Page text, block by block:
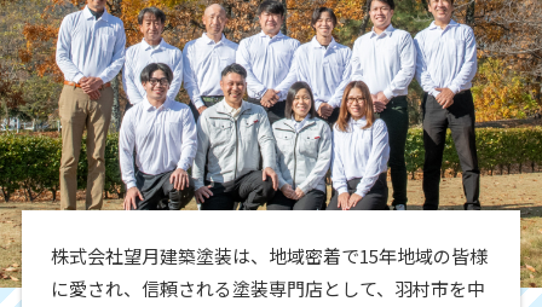
株式会社望月建築塗装は、地域密着で15年地域の皆様
に愛され、信頼される塗装専門店として、羽村市を中